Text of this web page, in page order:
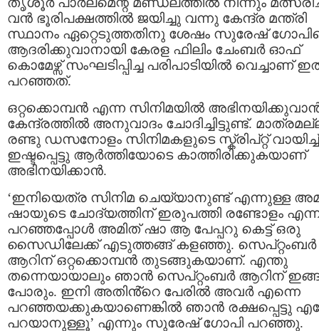
വൻ ഭൂരിപക്ഷത്തിൽ ജയിച്ചു വന്നു കേന്ദ്ര മന്ത്രി
സ്ഥാനം ഏറ്റെടുത്തതിനു ശേഷം സുരേഷ്
ആദരിക്കുവാനായി കേരള ഫിലിം ചേംബർ ഓഫ്
കൊമേഴ്സ് സംഘടിപ്പിച്ച പരിപാടിയിൽ വെച്ചാണ്
പറഞ്ഞത്.
ഒറ്റക്കൊമ്പൻ എന്ന സിനിമയിൽ
കേന്ദ്രത്തിൽ അനുവാദം ചോദിച്ചിട്ടുണ്ട്.
രണ്ടു ഡസനോളം സിനിമകളുടെ സ്ക്രിപ്റ്റ് വായിച്ച്
ഇഷ്ടപ്പെട്ടു ആർത്തിയോടെ കാത്തിരിക്കുകയാണ്
അഭിനയിക്കാൻ.
‘ഇനിയെത്ര സിനിമ ചെയ്യാനുണ്ട് എന്നുള്ള
ഷായുടെ ചോദ്യത്തിന് ഇരുപത്തി രണ്ടോളം
പറഞ്ഞപ്പോൾ അമിത് ഷാ ആ പേപ്പറു കെട്ട് ഒരു
സൈഡിലേക്ക് എടുത്തങ്ങ് കളഞ്ഞു. സെപ്റ്റംബർ
ആറിന് ഒറ്റക്കൊമ്പൻ തുടങ്ങുകയാണ്. എന്തു
തന്നെയായാലും ഞാൻ സെപ്റ്റംബർ ആറിന്
പോരും. ഇനി അതിൻ്റെ പേരിൽ അവർ എന്നെ
പറഞ്ഞയക്കുകയാണെങ്കിൽ ഞാൻ രക്ഷപ്പെട്ടു
പറയാനുള്ളൂ’ എന്നും സുരേഷ് ഗോപി പറഞ്ഞു.